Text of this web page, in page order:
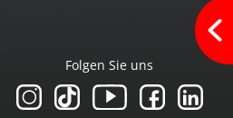
Folgen Sie uns